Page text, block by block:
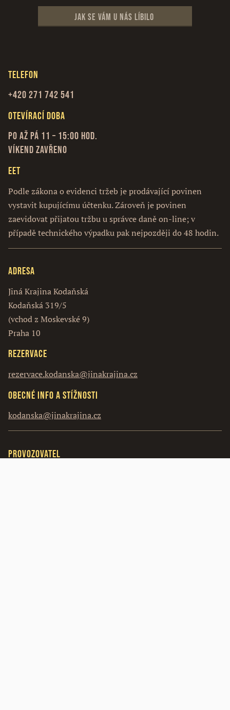
Jak se vám u nás líbilo
Telefon
+420 271 742 541
Otevírací doba
Po až Pá 11 – 15:00 hod.
Víkend zavřeno
EET
Podle zákona o evidenci tržeb je prodávající povinen
vystavit kupujícímu účtenku. Zároveň je povinen
zaevidovat přijatou tržbu u správce daně on-line; v
případě technického výpadku pak nejpozději do 48 hodin.
Adresa
Jiná Krajina Kodaňská
Kodaňská 319/5
(vchod z Moskevské 9)
Praha 10
Rezervace
rezervace.kodanska@jinakrajina.cz
Obecné info a stížnosti
kodanska@jinakrajina.cz
Provozovatel